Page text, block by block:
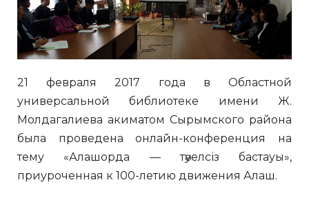
21 февраля 2017 года в Областной
универсальной библиотеке имени Ж.
Молдагалиева акиматом Сырымского района
была проведена онлайн-конференция на
тему «Алашорда — тәуелсіз бастауы»,
приуроченная к 100-летию движения Алаш.